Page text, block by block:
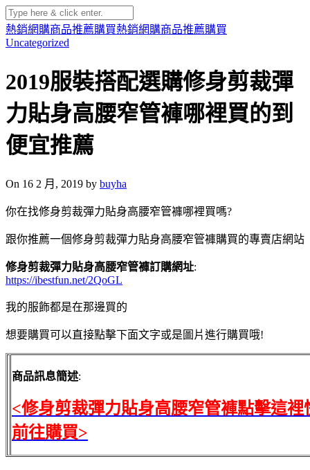
熱銷網購商品推薦購買熱銷網購商品推薦購買
Uncategorized
2019服裝搭配選購修身剪裁彈
力貼身高腰窄管褲哪裡買的到
便宜推薦
On 16 2 月, 2019 by buyha
你在找修身剪裁彈力貼身高腰窄管褲哪裡買嗎?
跟你推薦一個修身剪裁彈力貼身高腰窄管褲購買的專賣店網站
修身剪裁彈力貼身高腰窄管褲訂購網址:
https://ibestfun.net/2QoGL
我的服飾都是在那邊買的
想要購買可以直接點擊下面文字或是圖片進行購買哦!
商品訊息簡述:
<修身剪裁彈力貼身高腰窄管褲點擊這裡
前往購買>